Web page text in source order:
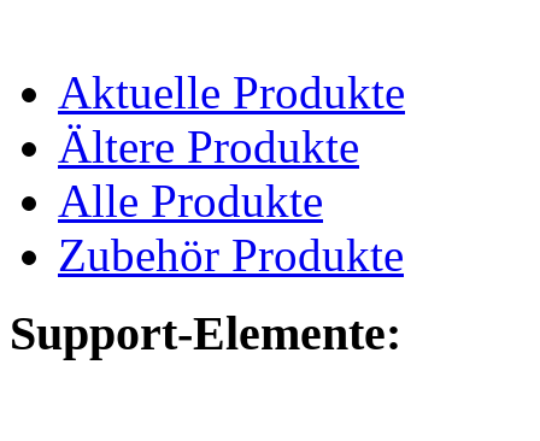
Aktuelle Produkte
Ältere Produkte
Alle Produkte
Zubehör Produkte
Support-Elemente: